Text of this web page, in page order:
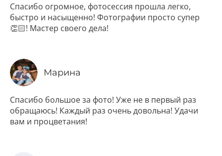
Спасибо огромное, фотосессия прошла легко,
быстро и насыщенно! Фотографии просто супер
👏🏻! Мастер своего дела!
Марина
Спасибо большое за фото! Уже не в первый раз
обращаюсь! Каждый раз очень довольна! Удачи
вам и процветания!